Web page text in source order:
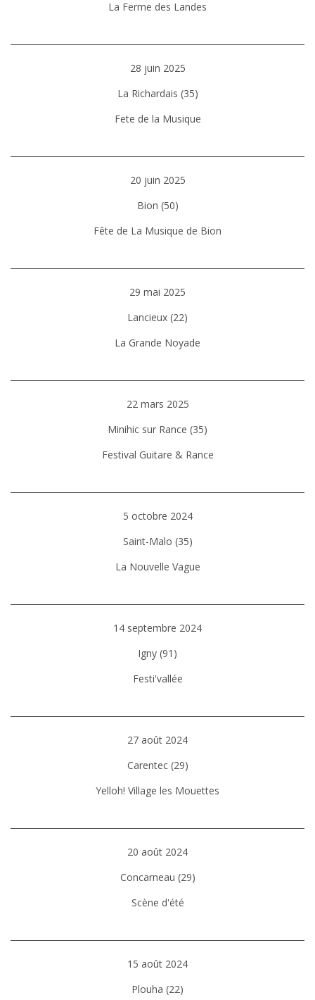
La Ferme des Landes
28 juin 2025
La Richardais (35)
Fete de la Musique
20 juin 2025
Bion (50)
Fête de La Musique de Bion
29 mai 2025
Lancieux (22)
La Grande Noyade
22 mars 2025
Minihic sur Rance (35)
Festival Guitare & Rance
5 octobre 2024
Saint-Malo (35)
La Nouvelle Vague
14 septembre 2024
Igny (91)
Festi'vallée
27 août 2024
Carentec (29)
Yelloh! Village les Mouettes
20 août 2024
Concarneau (29)
Scène d'été
15 août 2024
Plouha (22)